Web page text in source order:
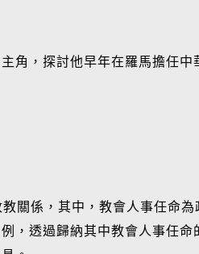
角，探討他早年在羅馬擔任中
關係，其中，教會人事任命為
，透過歸納其中教會人事任命